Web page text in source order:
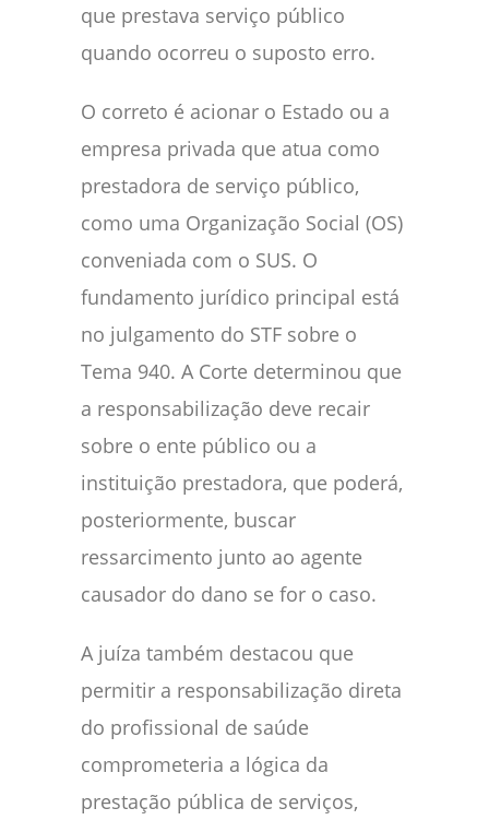
que prestava serviço público
quando ocorreu o suposto erro.
O correto é acionar o Estado ou a
empresa privada que atua como
prestadora de serviço público,
como uma Organização Social (OS)
conveniada com o SUS. O
fundamento jurídico principal está
no julgamento do STF sobre o
Tema 940. A Corte determinou que
a responsabilização deve recair
sobre o ente público ou a
instituição prestadora, que poderá,
posteriormente, buscar
ressarcimento junto ao agente
causador do dano se for o caso.
A juíza também destacou que
permitir a responsabilização direta
do profissional de saúde
comprometeria a lógica da
prestação pública de serviços,